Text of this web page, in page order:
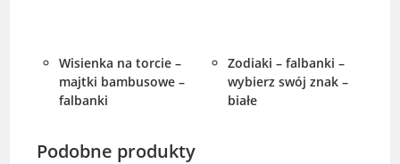
Wisienka na torcie –
majtki bambusowe –
falbanki
Zodiaki – falbanki –
wybierz swój znak –
białe
Podobne produkty